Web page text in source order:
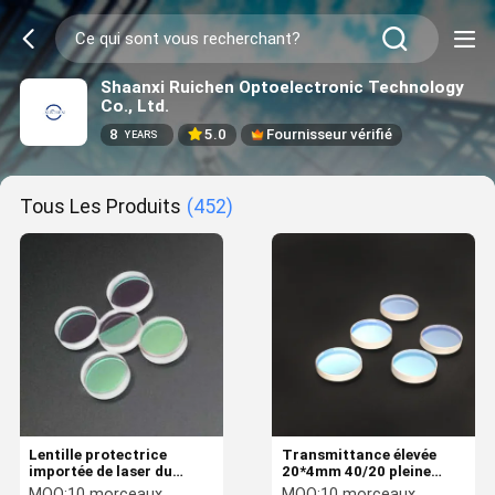
Shaanxi Ruichen Optoelectronic Technology
Co., Ltd.
8 YEARS 5.0 Fournisseur vérifié
Tous Les Produits (452)
Lentille protectrice
importée de laser du
quartz 15*4mm pour
Transmittance élevée
20*4mm 40/20 pleine
lentille réfléchie de laser